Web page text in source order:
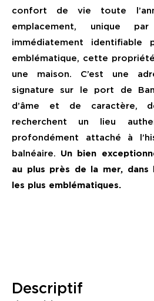
confort de vie toute
emplacement, unique
immédiatement identifiable
emblématique, cette
une maison. C’est une
signature sur le port de
d’âme et de caractère,
recherchent un lieu
profondément attaché à
balnéaire. Un bien
au plus près de la mer, dans
les plus emblématiques.
descriptif